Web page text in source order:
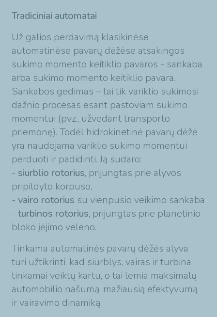
Tradiciniai automatai
Už galios perdavimą klasikinėse
automatinėse pavarų dėžėse atsakingos
sukimo momento keitiklio pavaros - sankaba
arba sukimo momento keitiklio pavara.
Sankabos gedimas – tai tik variklio sukimosi
dažnio procesas esant pastoviam sukimo
momentui (pvz., užvedant transporto
priemonę). Todėl hidrokinetinė pavarų dėžė
yra naudojama variklio sukimo momentui
perduoti ir padidinti. Ją sudaro:
- siurblio rotorius, prijungtas prie alyvos
pripildyto korpuso,
- vairo rotorius su vienpusio veikimo sankaba
- turbinos rotorius, prijungtas prie planetinio
bloko įėjimo veleno.
Tinkama automatinės pavarų dėžės alyva
turi užtikrinti, kad siurblys, vairas ir turbina
tinkamai veiktų kartu, o tai lemia maksimalų
automobilio našumą, mažiausią efektyvumą
ir vairavimo dinamiką.